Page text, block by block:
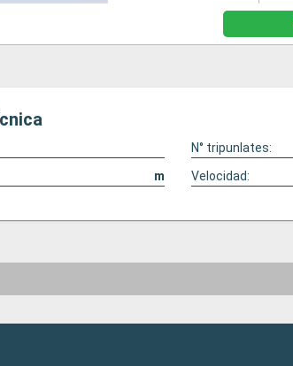
N° tripunlates:
m Velocidad: